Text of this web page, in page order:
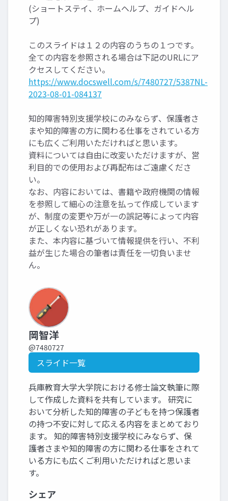
(ショートステイ、ホームヘルプ、ガイドヘル
プ)
このスライドは１２の内容のうちの１つです。
全ての内容を参照される場合は下記のURLにア
クセスしてください。
https://www.docswell.com/s/7480727/5387NL-
2023-08-01-084137
知的障害特別支援学校にのみならず、保護者さ
まや知的障害の方に関わる仕事をされている方
にも広くご利用いただければと思います。
資料については自由に改変いただけますが、営
利目的での使用および再配布はご遠慮くださ
い。
なお、内容においては、書籍や政府機関の情報
を参照して細心の注意を払って作成しています
が、制度の変更や万が一の誤記等によって内容
が正しくない恐れがあります。
また、本内容に基づいて情報提供を行い、不利
益が生じた場合の筆者は責任を一切負いませ
ん。
岡智洋
@7480727
スライド一覧
兵庫教育大学大学院における修士論文執筆に際
して作成した資料を共有しています。 研究に
おいて分析した知的障害の子どもを持つ保護者
の持つ不安に対して応える内容をまとめており
ます。 知的障害特別支援学校にみならず、保
護者さまや知的障害の方に関わる仕事をされて
いる方にも広くご利用いただければと思いま
す。
シェア